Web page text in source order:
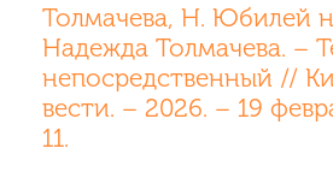
Толмачева, Н. Юбилей
Надежда Толмачева. –
непосредственный //
вести. – 2026. – 19
11.